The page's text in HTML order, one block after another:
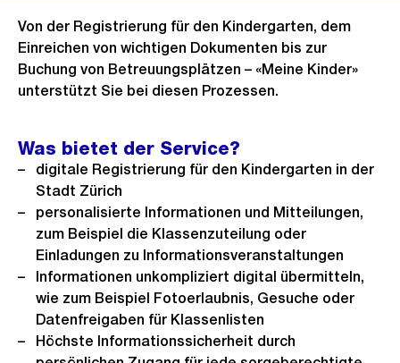
Von der Registrierung für den Kindergarten, dem
Einreichen von wichtigen Dokumenten bis zur
Buchung von Betreuungsplätzen – «Meine Kinder»
unterstützt Sie bei diesen Prozessen.
Was bietet der Service?
digitale Registrierung für den Kindergarten in der
Stadt Zürich
personalisierte Informationen und Mitteilungen,
zum Beispiel die Klassenzuteilung oder
Einladungen zu Informationsveranstaltungen
Informationen unkompliziert digital übermitteln,
wie zum Beispiel Fotoerlaubnis, Gesuche oder
Datenfreigaben für Klassenlisten
Höchste Informationssicherheit durch